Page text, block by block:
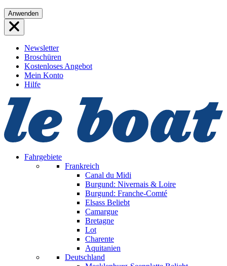
Direkt
zum
Inhalt
Anwenden
Newsletter
Broschüren
Kostenloses Angebot
Mein Konto
Hilfe
Fahrgebiete
Frankreich
Canal du Midi
Burgund: Nivernais & Loire
Burgund: Franche-Comté
Elsass Beliebt
Camargue
Bretagne
Lot
Charente
Aquitanien
Deutschland